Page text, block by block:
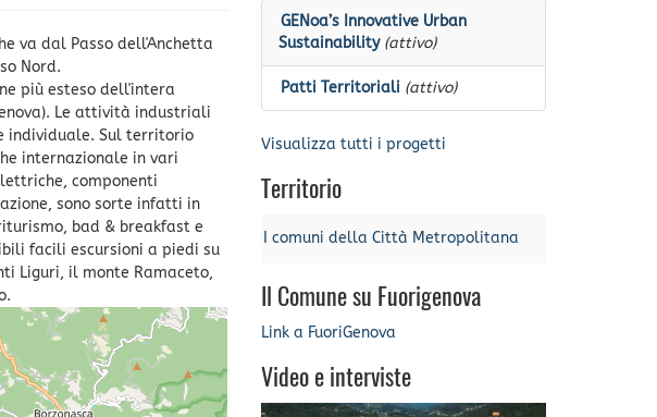
va dal Passo dell'Anchetta
Nord.
più esteso dell'intera
Le attività industriali
individuale. Sul territorio
internazionale in vari
componenti
sono sorte infatti in
bad & breakfast e
facili escursioni a piedi su
Liguri, il monte Ramaceto,
GENoa’s Innovative Urban
Sustainability (attivo)
Patti Territoriali (attivo)
Visualizza tutti i progetti
Territorio
I comuni della Città Metropolitana
Il Comune su Fuorigenova
Link a FuoriGenova
Video e interviste